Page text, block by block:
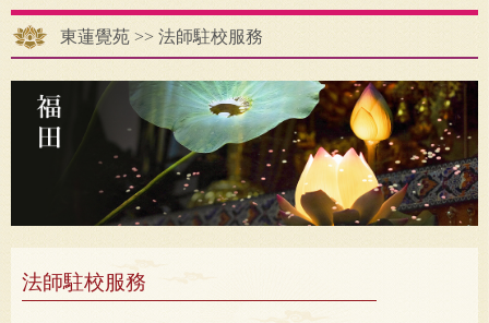
東蓮覺苑 >> 法師駐校服務
法師駐校服務